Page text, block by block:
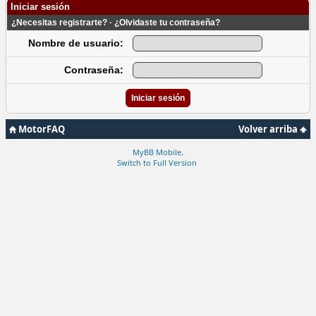
Iniciar sesión
¿Necesitas registrarte? · ¿Olvidaste tu contraseña?
Nombre de usuario:
Contraseña:
Volver arriba
MotorFAQ
MyBB Mobile
Switch to Full Version